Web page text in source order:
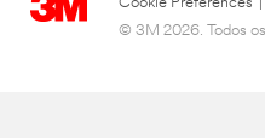
© 3M 2026. Todos os